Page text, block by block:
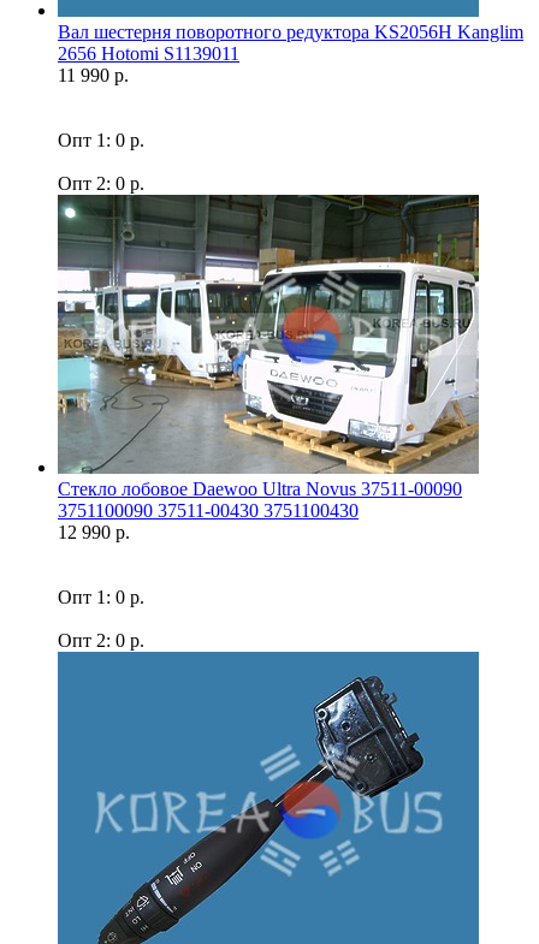
Вал шестерня поворотного редуктора KS2056H Kanglim
2656 Hotomi S1139011
11 990 р.
Опт 1: 0 р.
Опт 2: 0 р.
Стекло лобовое Daewoo Ultra Novus 37511-00090
3751100090 37511-00430 3751100430
12 990 р.
Опт 1: 0 р.
Опт 2: 0 р.